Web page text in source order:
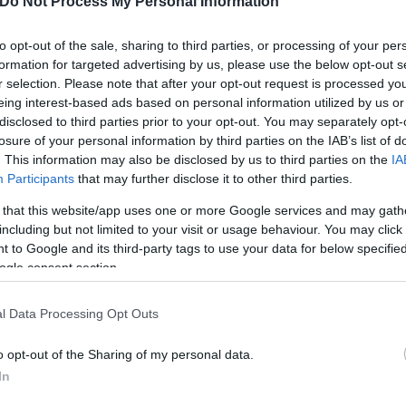
opt-out of the sale, sharing to third parties, or processing of your
for targeted advertising by us, please use the below opt-out
selection. Please note that after your opt-out request is processed
interest-based ads based on personal information utilized by us
to third parties prior to your opt-out. You may separately
of your personal information by third parties on the IAB’s list of
This information may also be disclosed by us to third parties on the
Participants that may further disclose it to other third parties.
that this website/app uses one or more Google services and may
but not limited to your visit or usage behaviour. You may
to Google and its third-party tags to use your data for below
consent section.
Data Processing Opt Outs
opt-out of the Sharing of my personal data.
την εβδομάδα αναφοράς ήταν 1.952
εξιτηρίων ανέρχεται σε 2.072 ασθενείς
που νοσηλεύονται διασωληνωμένοι μέχρι τέλος
ηλικία 69 έτη και το 94.9% να έχει
COVID-19 (25 ανά εκατομμύριο
έχουν καταγραφεί συνολικά 32.028 θάνατοι,
Flash.grστην αναζήτηση της